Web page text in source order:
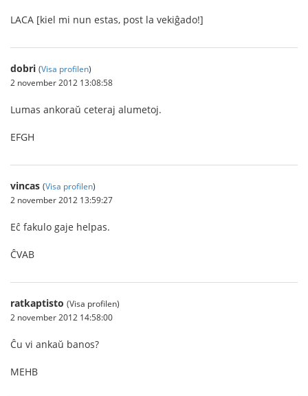
LACA [kiel mi nun estas, post la vekiĝado!]
dobri (Visa profilen)
2 november 2012 13:08:58
Lumas ankoraŭ ceteraj alumetoj.
EFGH
vincas (Visa profilen)
2 november 2012 13:59:27
Eĉ fakulo gaje helpas.
ĈVAB
ratkaptisto (Visa profilen)
2 november 2012 14:58:00
Ĉu vi ankaŭ banos?
MEHB